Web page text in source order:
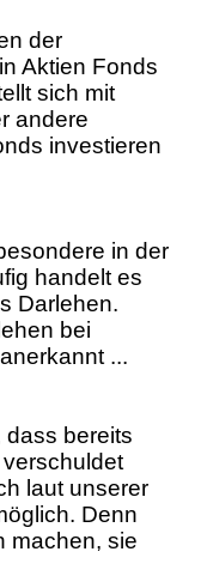
der
Aktien Fonds
sich mit
andere
investieren
in der
handelt es
Darlehen.
bei
...
dass bereits
laut unserer
Denn
machen, sie